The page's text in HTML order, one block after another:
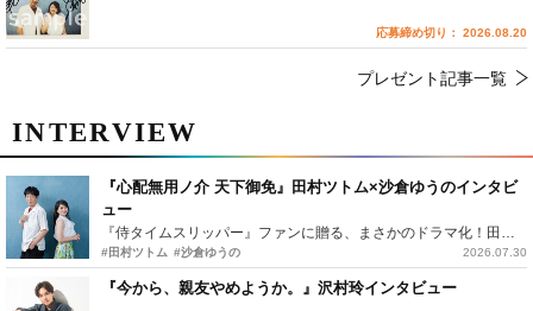
INTERVIEW
『心配無用ノ介 天下御免』田村ツトム×沙倉ゆうのインタビ
ュー
#田村ツトム #沙倉ゆうの 2026.07.30
『今から、親友やめようか。』沢村玲インタビュー
応募締め切り： 2026.08.20
プレゼント記事一覧